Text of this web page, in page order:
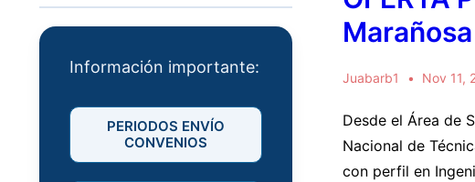
Marañosa
Juabarb1 Nov 11,
Desde el Área de
Nacional de
con perfil en
Información importante:
PERIODOS ENVÍO
CONVENIOS